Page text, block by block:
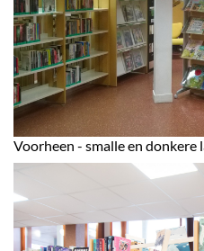
Voorheen - smalle en donkere